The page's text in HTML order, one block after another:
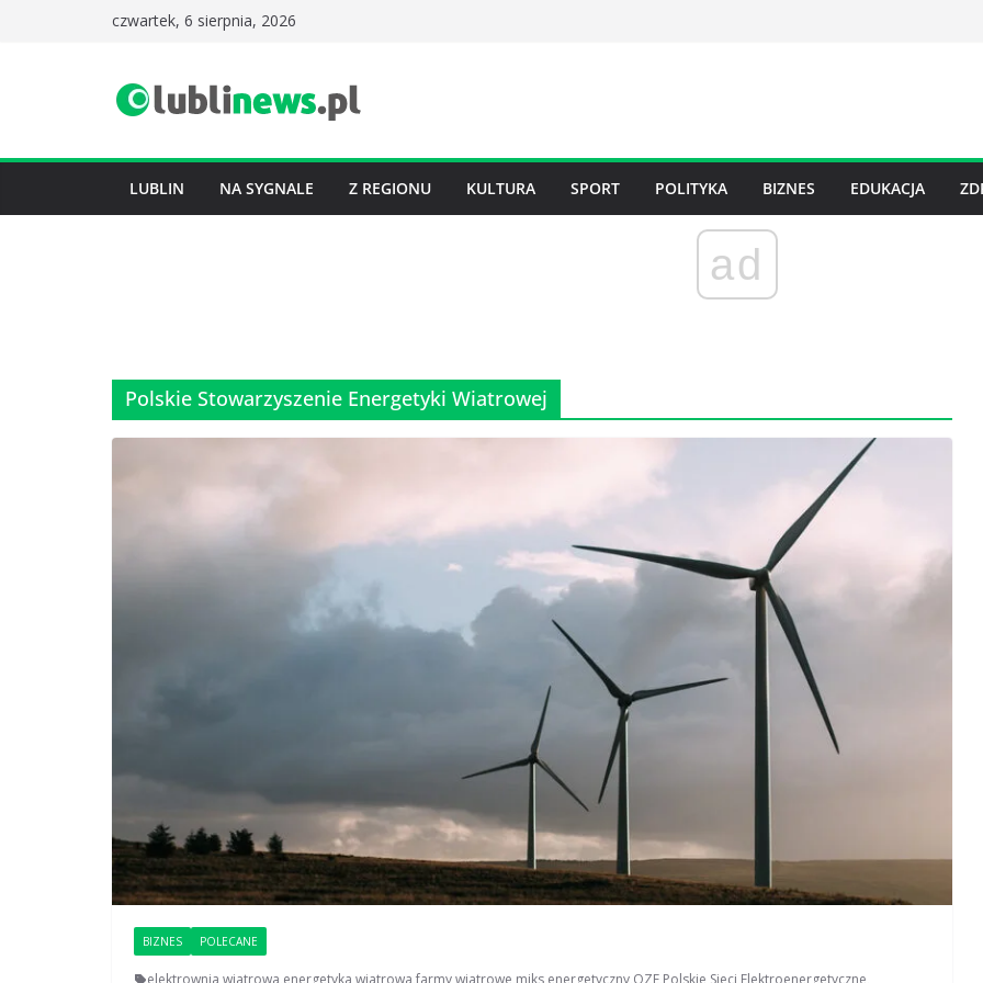
czwartek, 6 sierpnia, 2026
LUBLIN NA SYGNALE Z REGIONU KULTURA SPORT POLITYKA BIZNES EDUKACJA
ad
Polskie Stowarzyszenie Energetyki Wiatrowej
BIZNES POLECANE